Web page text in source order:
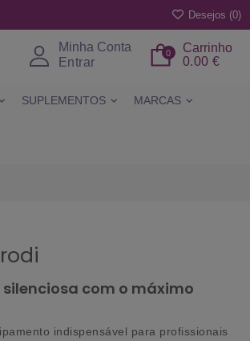
Desejos (0)
Minha Conta
Entrar
Carrinho
0
0.00 €
SUPLEMENTOS MARCAS
silenciosa com o máximo
indispensável para profissionais